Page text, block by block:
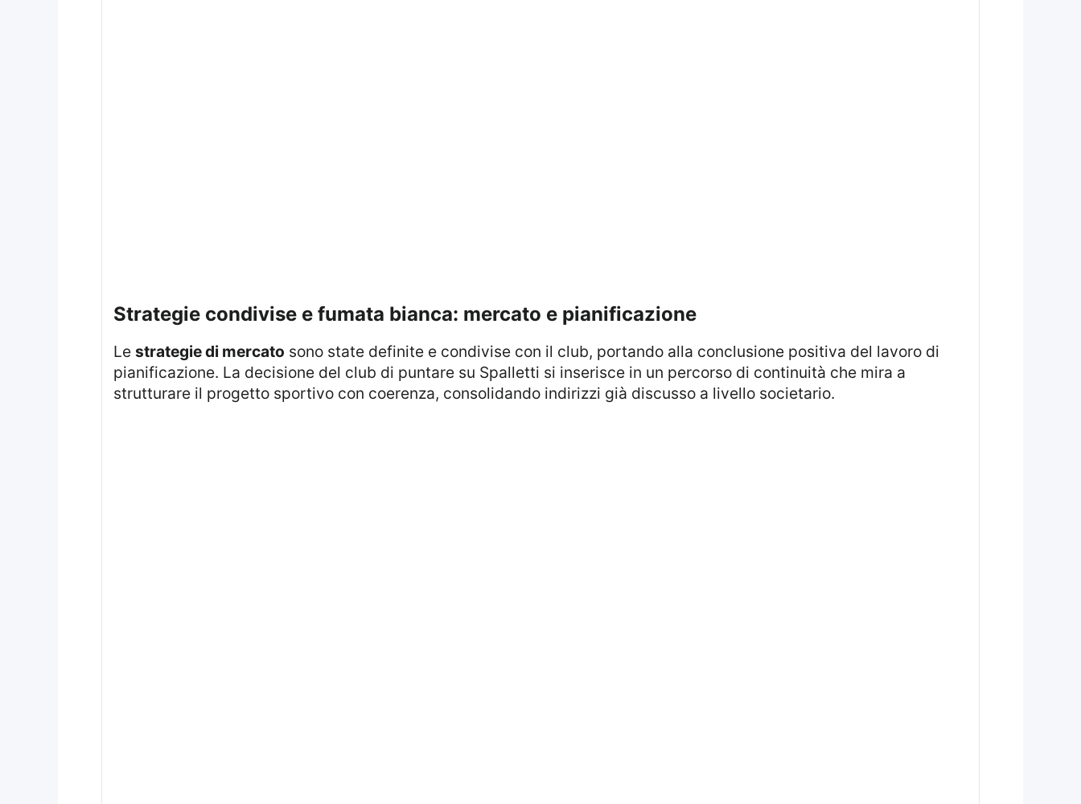
strategie condivise e fumata bianca: mercato e pianificazione
Le strategie di mercato sono state definite e condivise con il club, portando alla conclusione positiva del lavoro di
pianificazione. La decisione del club di puntare su Spalletti si inserisce in un percorso di continuità che mira a
strutturare il progetto sportivo con coerenza, consolidando indirizzi già discusso a livello societario.